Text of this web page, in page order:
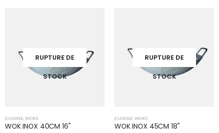
RUPTURE DE
STOCK
CUISINE, WOKS
WOK INOX 40CM 16"
RUPTURE DE
STOCK
CUISINE, WOKS
WOK INOX 45CM 18"